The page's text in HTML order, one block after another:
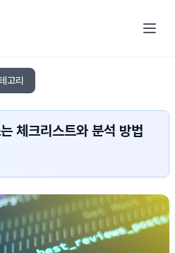
고리
체크리스트와 분석 방법